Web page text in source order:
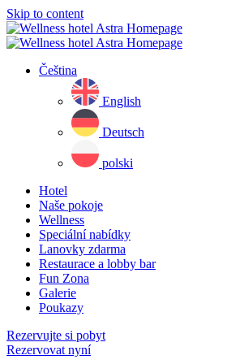
Skip to content
Čeština
English
Deutsch
polski
Hotel
Naše pokoje
Wellness
Speciální nabídky
Lanovky zdarma
Restaurace a lobby bar
Fun Zona
Galerie
Poukazy
Rezervujte si pobyt
Rezervovat nyní